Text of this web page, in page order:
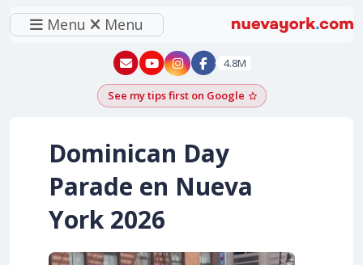
Menu Menu
New York - YouTube
New York - Instagram
4.8M
See my tips first on GoogleAdd as a Google
Dominican Day
Parade en Nueva
York 2026